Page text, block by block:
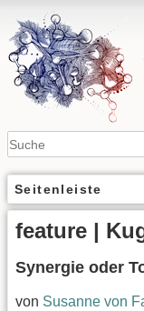
Seitenleiste
feature |
Synergie oder
von Susanne von